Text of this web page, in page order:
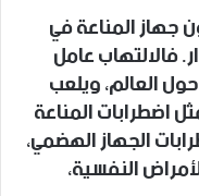
جهاز المناعة في
فالالتهاب عامل
العالم، ويلعب
اضطرابات المناعة
الجهاز الهضمي،
النفسية،